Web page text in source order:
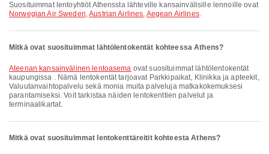
Suosituimmat lentoyhtiöt Athenssta lähteville kansainvälisille lennoille ovat
Norwegian Air Sweden,Austrian Airlines, Aegean Airlines.
Mitkä ovat suosituimmat lähtölentokentät kohteessa Athens?
Ateenan kansainvälinen lentoasema ovat suosituimmat lähtölentokentät
kaupungissa . Nämä lentokentät tarjoavat Parkkipaikat, Klinikka ja apteekit,
Valuutanvaihtopalvelu sekä monia muita palveluja matkakokemuksesi
parantamiseksi. Voit tarkistaa näiden lentokenttien palvelut ja
terminaalikartat.
Mitkä ovat suosituimmat lentokenttäreitit kohteesta Athens?